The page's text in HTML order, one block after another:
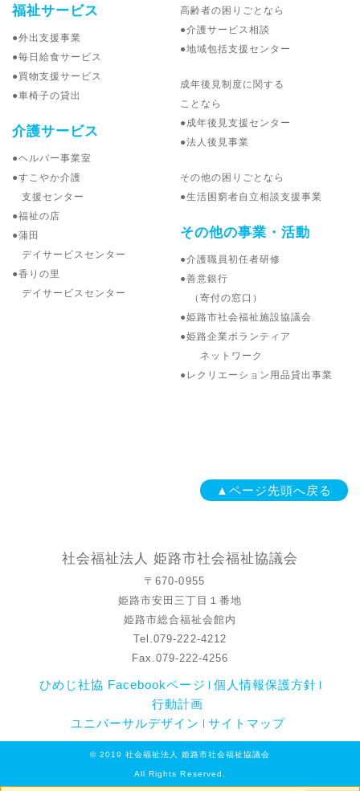
福祉サービス
●外出支援事業
●毎日給食サービス
●買物支援サービス
●車椅子の貸出
介護サービス
●ヘルパー事業室
●すこやか介護
支援センター
●福祉の店
●蒲田
デイサービスセンター
●香りの里
デイサービスセンター
高齢者の困りごとなら
●介護サービス相談
●地域包括支援センター
成年後見制度に関する
ことなら
●成年後見支援センター
●法人後見事業
その他の困りごとなら
●生活困窮者自立相談支援事業
その他の事業・活動
●介護職員初任者研修
●善意銀行
（寄付の窓口）
●姫路市社会福祉施設協議会
●姫路企業ボランティア
ネットワーク
●レクリエーション用品貸出事業
▲ページ先頭へ戻る
社会福祉法人 姫路市社会福祉協議会
〒670-0955
姫路市安田三丁目１番地
姫路市総合福祉会館内
Tel.079-222-4212
Fax.079-222-4256
ひめじ社協 Facebookページ
個人情報保護方針
行動計画
ユニバーサルデザイン
サイトマップ
© 2019 社会福祉法人 姫路市社会福祉協議会
All Rights Reserved.